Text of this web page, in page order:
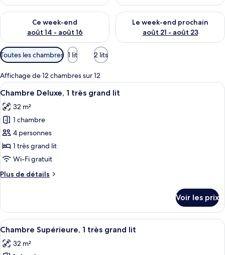
Ce week-end
août 14 - août 16
Vérifier la disponibilité pour ce week-end août 14 - août 16
Le week-end prochain
août 21 - août 23
Vérifier la disponibilité pour
Filtres
disponibles
pour
les
chambres
Toutes les chambres 1 lit 2 lits
Affichage de 12 chambres sur 12
Afficher
toutes
les
photos
pour
ce
type
chambre :
très
grand
lit
Une chambre d’hôtel avec un lit, un
3
Chambre Deluxe, 1 très grand lit
32 m²
1 chambre
4 personnes
1 très grand lit
Wi-Fi gratuit
Plus de détails
Plus
le
type
de
Chambre
Voir les prix
Afficher
toutes
les
Une chambre d’hôtel avec un grand
3
Chambre Supérieure, 1 très grand lit
32 m²